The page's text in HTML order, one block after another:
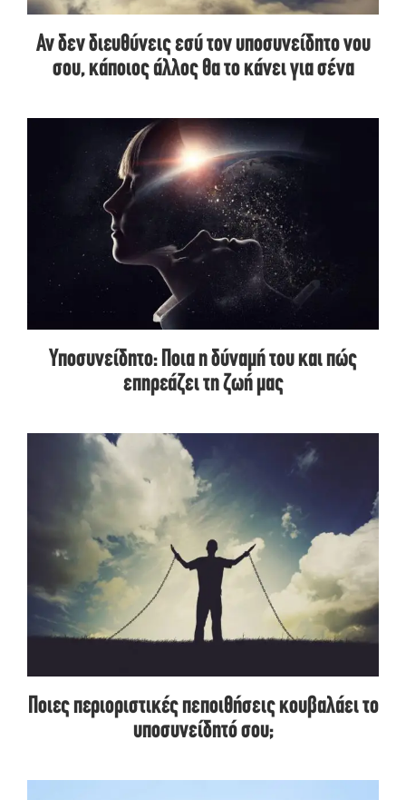
Αν δεν διευθύνεις εσύ τον υποσυνείδητο νου
σου, κάποιος άλλος θα το κάνει για σένα
Υποσυνείδητο: Ποια η δύναμή του και πώς
επηρεάζει τη ζωή μας
Ποιες περιοριστικές πεποιθήσεις κουβαλάει το
υποσυνείδητό σου;